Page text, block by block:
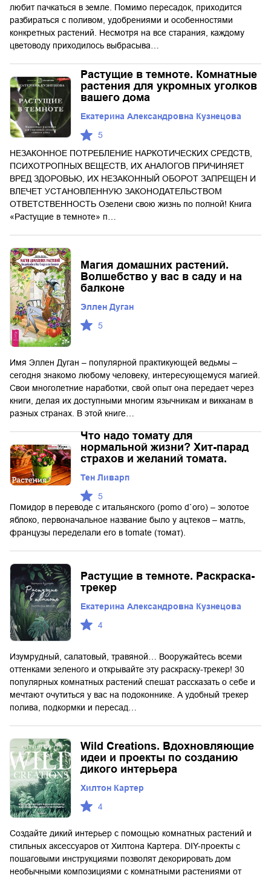
любит пачкаться в земле. Помимо пересадок, приходится
разбираться с поливом, удобрениями и особенностями
конкретных растений. Несмотря на все старания, каждому
цветоводу приходилось выбрасыва…
Растущие в темноте. Комнатные
растения для укромных уголков
вашего дома
Екатерина Александровна Кузнецова
5
НЕЗАКОННОЕ ПОТРЕБЛЕНИЕ НАРКОТИЧЕСКИХ СРЕДСТВ,
ПСИХОТРОПНЫХ ВЕЩЕСТВ, ИХ АНАЛОГОВ ПРИЧИНЯЕТ
ВРЕД ЗДОРОВЬЮ, ИХ НЕЗАКОННЫЙ ОБОРОТ ЗАПРЕЩЕН И
ВЛЕЧЕТ УСТАНОВЛЕННУЮ ЗАКОНОДАТЕЛЬСТВОМ
ОТВЕТСТВЕННОСТЬ Озелени свою жизнь по полной! Книга
«Растущие в темноте» п…
Магия домашних растений.
Волшебство у вас в саду и на
балконе
Эллен Дуган
5
Имя Эллен Дуган – популярной практикующей ведьмы –
сегодня знакомо любому человеку, интересующемуся магией.
Свои многолетние наработки, свой опыт она передает через
книги, делая их доступными многим язычникам и викканам в
разных странах. В этой книге…
Что надо томату для
нормальной жизни? Хит-парад
страхов и желаний томата.
Тен Ливарп
5
Помидор в переводе с итальянского (pomo d`oro) – золотое
яблоко, первоначальное название было у ацтеков – матль,
французы переделали его в tomate (томат).
Растущие в темноте. Раскраска-
трекер
Екатерина Александровна Кузнецова
4
Изумрудный, салатовый, травяной… Вооружайтесь всеми
оттенками зеленого и открывайте эту раскраску-трекер! 30
популярных комнатных растений спешат рассказать о себе и
мечтают очутиться у вас на подоконнике. А удобный трекер
полива, подкормки и пересад…
Wild Creations. Вдохновляющие
идеи и проекты по созданию
дикого интерьера
Хилтон Картер
4
Создайте дикий интерьер с помощью комнатных растений и
стильных аксессуаров от Хилтона Картера. DIY-проекты с
пошаговыми инструкциями позволят декорировать дом
необычными композициями с комнатными растениями от